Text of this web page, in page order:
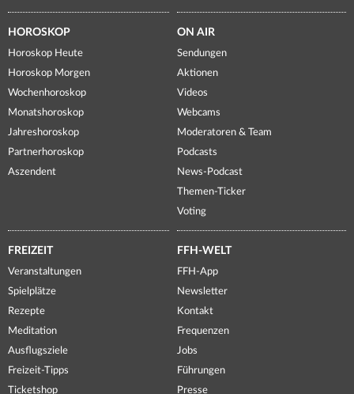
HOROSKOP
Horoskop Heute
Horoskop Morgen
Wochenhoroskop
Monatshoroskop
Jahreshoroskop
Partnerhoroskop
Aszendent
ON AIR
Sendungen
Aktionen
Videos
Webcams
Moderatoren & Team
Podcasts
News-Podcast
Themen-Ticker
Voting
FREIZEIT
Veranstaltungen
Spielplätze
Rezepte
Meditation
Ausflugsziele
Freizeit-Tipps
Ticketshop
FFH-WELT
FFH-App
Newsletter
Kontakt
Frequenzen
Jobs
Führungen
Presse